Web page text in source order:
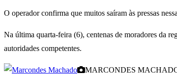
O operador confirma que muitos saíram às pressas
Na última quarta-feira (6), centenas de moradores da
autoridades competentes.
MARCONDES